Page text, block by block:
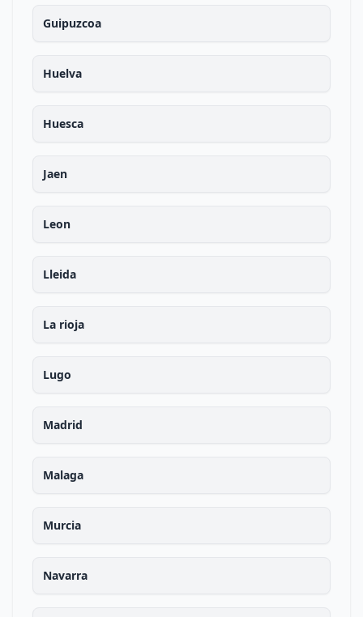
Guipuzcoa
Huelva
Huesca
Jaen
Leon
Lleida
La rioja
Lugo
Madrid
Malaga
Murcia
Navarra